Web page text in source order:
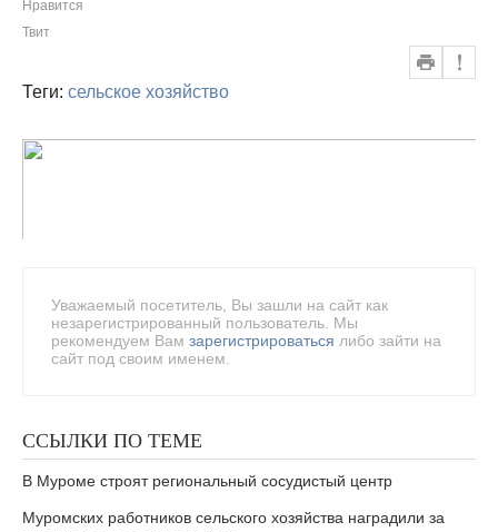
Нравится
Твит
Теги: сельское хозяйство
Уважаемый посетитель, Вы зашли на сайт как
незарегистрированный пользователь. Мы
рекомендуем Вам зарегистрироваться либо зайти на
сайт под своим именем.
ССЫЛКИ ПО ТЕМЕ
В Муроме строят региональный сосудистый центр
Муромских работников сельского хозяйства наградили за